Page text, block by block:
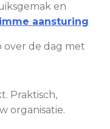
en
aansturing
de dag met
Praktisch,
organisatie.